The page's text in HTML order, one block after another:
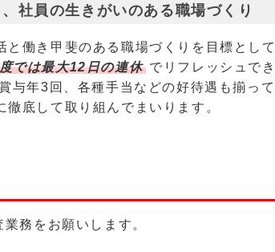
社員の生きがいのある職場づくり
と働き甲斐のある職場づくりを目標とし
では最大12日の連休 でリフレッシュで
与年3回、各種手当などの好待遇も揃っ
徹底して取り組んでまいります。
務をお願いします。